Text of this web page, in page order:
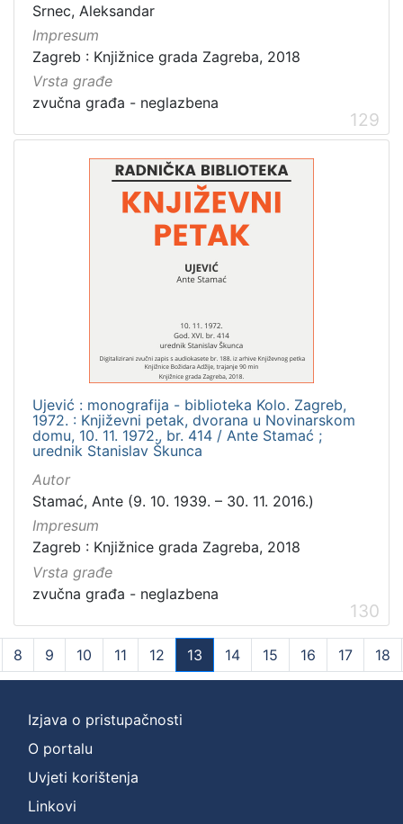
Srnec, Aleksandar
Impresum
Zagreb : Knjižnice grada Zagreba, 2018
Vrsta građe
zvučna građa - neglazbena
129
Ujević : monografija - biblioteka Kolo. Zagreb,
1972. : Književni petak, dvorana u Novinarskom
domu, 10. 11. 1972., br. 414 / Ante Stamać ;
urednik Stanislav Škunca
Autor
Stamać, Ante (9. 10. 1939. – 30. 11. 2016.)
Impresum
Zagreb : Knjižnice grada Zagreba, 2018
Vrsta građe
zvučna građa - neglazbena
130
8 9 10 11 12
13
(current)
14 15 16 17 18
Izjava o pristupačnosti
O portalu
Uvjeti korištenja
Linkovi